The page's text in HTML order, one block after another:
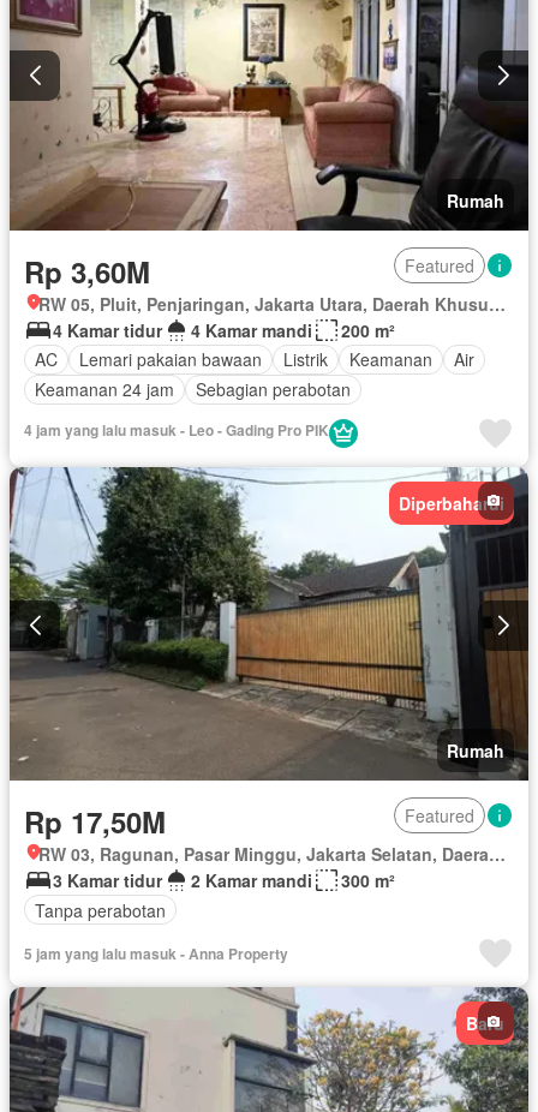
Rumah
Rp 3,60M
Featured
RW 05, Pluit, Penjaringan, Jakarta Utara, Daerah Khusus Ibukota Jakarta
4 Kamar tidur
4 Kamar mandi
200 m²
AC
Lemari pakaian bawaan Listrik Keamanan
Air
Keamanan 24 jam
Sebagian perabotan
4 jam yang lalu masuk - Leo - Gading Pro PIK
Diperbaharui
Rumah
Rp 17,50M
Featured
RW 03, Ragunan, Pasar Minggu, Jakarta Selatan, Daerah Khusus Ibukota Jakarta
3 Kamar tidur
2 Kamar mandi
300 m²
Tanpa perabotan
5 jam yang lalu masuk - Anna Property
Baru